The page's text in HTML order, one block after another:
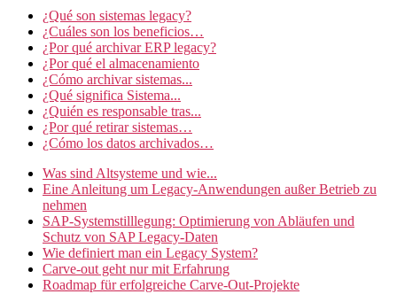
¿Qué son sistemas legacy?
¿Cuáles son los beneficios…
¿Por qué archivar ERP legacy?
¿Por qué el almacenamiento
¿Cómo archivar sistemas...
¿Qué significa Sistema...
¿Quién es responsable tras...
¿Por qué retirar sistemas…
¿Cómo los datos archivados…
Was sind Altsysteme und wie...
Eine Anleitung um Legacy-Anwendungen außer Betrieb zu
nehmen
SAP-Systemstilllegung: Optimierung von Abläufen und
Schutz von SAP Legacy-Daten
Wie definiert man ein Legacy System?
Carve-out geht nur mit Erfahrung
Roadmap für erfolgreiche Carve-Out-Projekte